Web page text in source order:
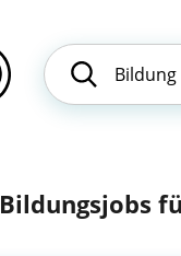
Bildungsjobs